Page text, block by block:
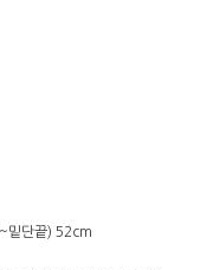
밑단끝) 52cm